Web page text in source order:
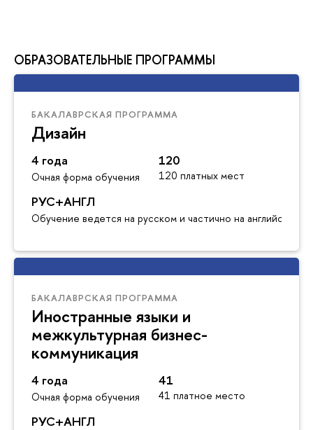
ОБРАЗОВАТЕЛЬНЫЕ ПРОГРАММЫ
БАКАЛАВРСКАЯ ПРОГРАММА
Дизайн
4 года
Очная форма обучения
120
120 платных мест
РУС+АНГЛ
Обучение ведется на русском и частично на английском
БАКАЛАВРСКАЯ ПРОГРАММА
Иностранные языки и
межкультурная бизнес-
коммуникация
4 года
Очная форма обучения
41
41 платное место
РУС+АНГЛ